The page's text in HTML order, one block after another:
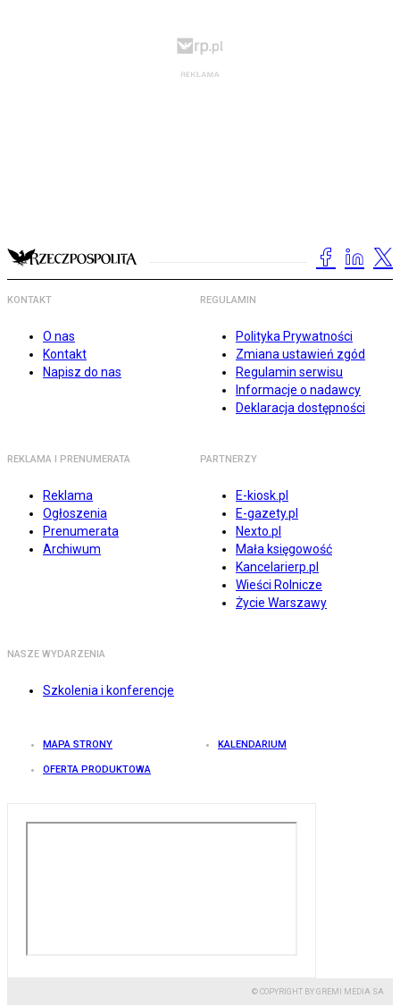
KONTAKT
O nas
Kontakt
Napisz do nas
REGULAMIN
Polityka Prywatności
Zmiana ustawień zgód
Regulamin serwisu
Informacje o nadawcy
Deklaracja dostępności
REKLAMA I PRENUMERATA
Reklama
Ogłoszenia
Prenumerata
Archiwum
PARTNERZY
E-kiosk.pl
E-gazety.pl
Nexto.pl
Mała księgowość
Kancelarierp.pl
Wieści Rolnicze
Życie Warszawy
NASZE WYDARZENIA
Szkolenia i konferencje
MAPA STRONY KALENDARIUM
OFERTA PRODUKTOWA
© COPYRIGHT BY GREMI MEDIA SA